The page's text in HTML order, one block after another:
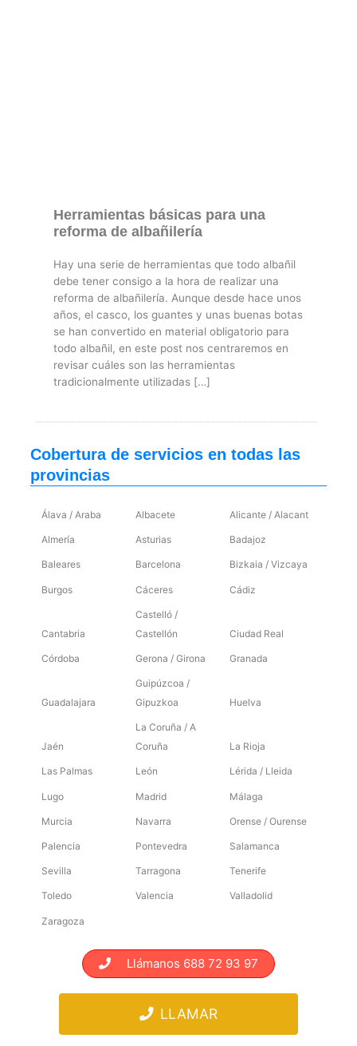
Herramientas básicas para una
reforma de albañilería
Hay una serie de herramientas que todo albañil
debe tener consigo a la hora de realizar una
reforma de albañilería. Aunque desde hace unos
años, el casco, los guantes y unas buenas botas
se han convertido en material obligatorio para
todo albañil, en este post nos centraremos en
revisar cuáles son las herramientas
tradicionalmente utilizadas […]
Cobertura de servicios en todas las
provincias
Álava / Araba Albacete Alicante / Alacant
Almería Asturias Badajoz
Baleares Barcelona Bizkaia / Vizcaya
Burgos Cáceres Cádiz
Cantabria
Castelló /
Castellón
Ciudad Real
Córdoba Gerona / Girona Granada
Guadalajara
Guipúzcoa /
Gipuzkoa
Huelva
Jaén
La Coruña / A
Coruña
La Rioja
Las Palmas León Lérida / Lleida
Lugo Madrid Málaga
Murcia Navarra Orense / Ourense
Palencia Pontevedra Salamanca
Sevilla Tarragona Tenerife
Toledo Valencia Valladolid
Zaragoza
Llámanos 688 72 93 97
LLAMAR